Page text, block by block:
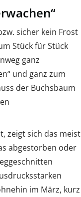
sicher kein Frost
Stück für Stück
ganz
und ganz zum
der Buchsbaum
zeigt sich das meist
abgestorben oder
im März, kurz